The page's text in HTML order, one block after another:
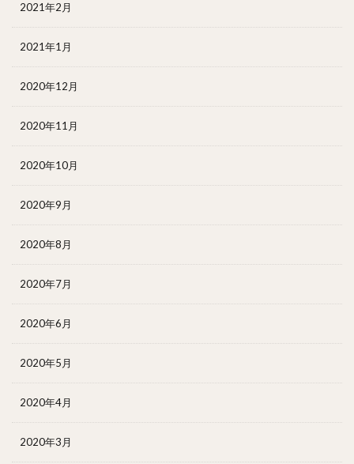
2021年2月
2021年1月
2020年12月
2020年11月
2020年10月
2020年9月
2020年8月
2020年7月
2020年6月
2020年5月
2020年4月
2020年3月